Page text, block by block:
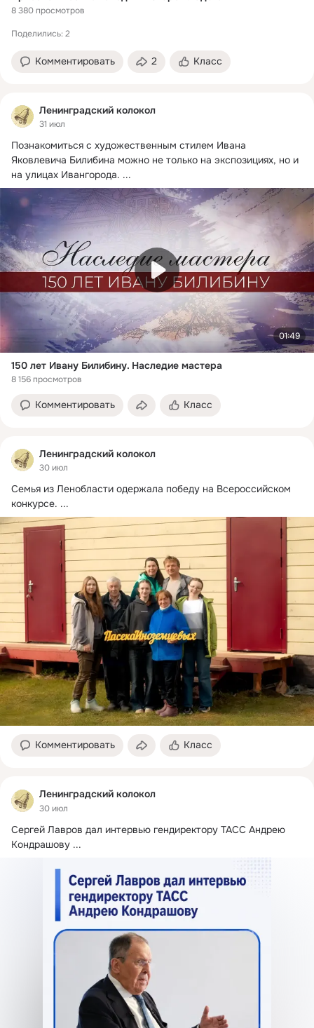
8 380 просмотров
Поделились: 2
Комментировать 2 Класс
Ленинградский колокол
31 июл
Познакомиться с художественным стилем Ивана
Яковлевича Билибина можно не только на экспозициях, но и
на улицах Ивангорода. ...
01:49
150 лет Ивану Билибину. Наследие мастера
8 156 просмотров
Комментировать Класс
Ленинградский колокол
30 июл
Семья из Ленобласти одержала победу на Всероссийском
конкурсе. ...
Комментировать Класс
Ленинградский колокол
30 июл
Сергей Лавров дал интервью гендиректору ТАСС Андрею
Кондрашову ...